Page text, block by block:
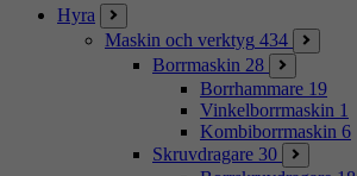
Hyra
Maskin och verktyg 434
Borrmaskin 28
Borrhammare 19
Vinkelborrmaskin 1
Kombiborrmaskin 6
Skruvdragare 30